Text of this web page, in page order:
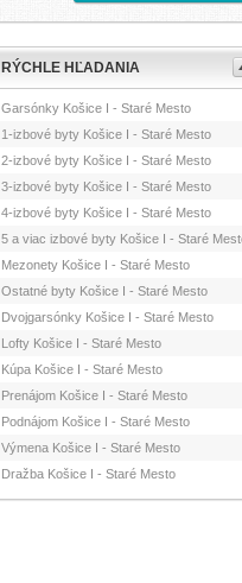
RÝCHLE HĽADANIA
Garsónky Košice I - Staré Mesto
1-izbové byty Košice I - Staré Mesto
2-izbové byty Košice I - Staré Mesto
3-izbové byty Košice I - Staré Mesto
4-izbové byty Košice I - Staré Mesto
5 a viac izbové byty Košice I - Staré
Mezonety Košice I - Staré Mesto
Ostatné byty Košice I - Staré Mesto
Dvojgarsónky Košice I - Staré Mesto
Lofty Košice I - Staré Mesto
Kúpa Košice I - Staré Mesto
Prenájom Košice I - Staré Mesto
Podnájom Košice I - Staré Mesto
Výmena Košice I - Staré Mesto
Dražba Košice I - Staré Mesto